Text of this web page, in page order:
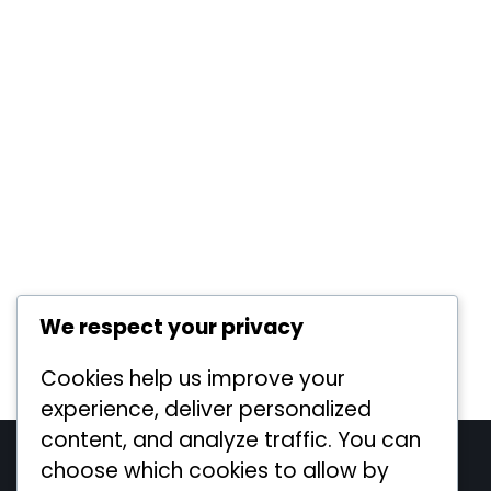
Legal
We respect your privacy
Cookies help us improve your
experience, deliver personalized
content, and analyze traffic. You can
choose which cookies to allow by